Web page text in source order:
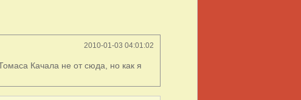
2010-01-03 04:01:02
Качала не от сюда, но как я